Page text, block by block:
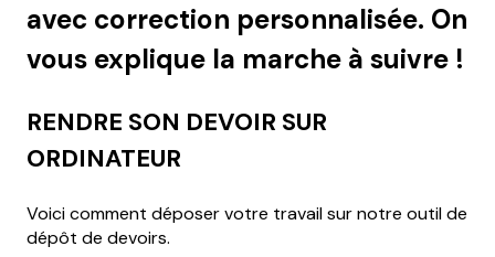
avec correction personnalisée. On
vous explique la marche à suivre !
RENDRE SON DEVOIR SUR
ORDINATEUR
Voici comment déposer votre travail sur notre outil de
dépôt de devoirs.